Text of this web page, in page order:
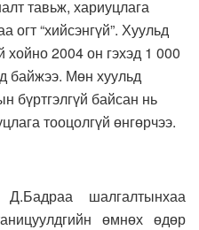
тавьж, хариуцлага
огт “хийсэнгүй”. Хуульд
хойно 2004 он гэхэд 1 000
байжээ. Мөн хуульд
бүртгэлгүй байсан нь
тооцолгүй өнгөрчээ.
шалгалтынхаа
өмнөх өдөр